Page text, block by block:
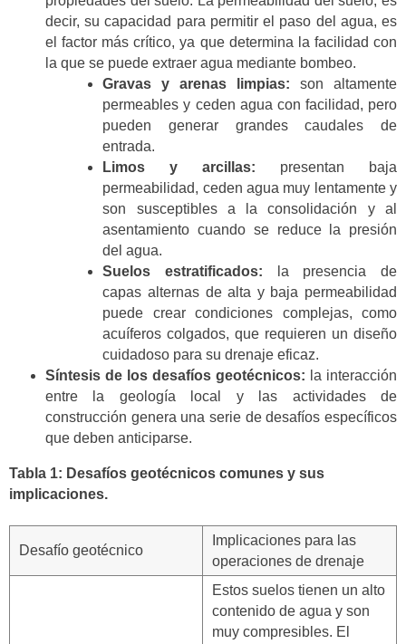
decir, su capacidad para permitir el paso del agua, es
el factor más crítico, ya que determina la facilidad con
la que se puede extraer agua mediante bombeo.
Gravas y arenas limpias: son altamente
permeables y ceden agua con facilidad, pero
pueden generar grandes caudales de
entrada.
Limos y arcillas: presentan baja
permeabilidad, ceden agua muy lentamente y
son susceptibles a la consolidación y al
asentamiento cuando se reduce la presión
del agua.
Suelos estratificados: la presencia de
capas alternas de alta y baja permeabilidad
puede crear condiciones complejas, como
acuíferos colgados, que requieren un diseño
cuidadoso para su drenaje eficaz.
Síntesis de los desafíos geotécnicos: la interacción
entre la geología local y las actividades de
construcción genera una serie de desafíos específicos
que deben anticiparse.
Tabla 1: Desafíos geotécnicos comunes y sus
implicaciones.
Desafío geotécnico
Implicaciones para las
operaciones de drenaje
Estos suelos tienen un alto
contenido de agua y son
muy compresibles. El